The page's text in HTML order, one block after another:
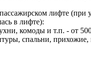
лифте (при
в лифте):
комоды и т.п. - от
спальни, прихожие,